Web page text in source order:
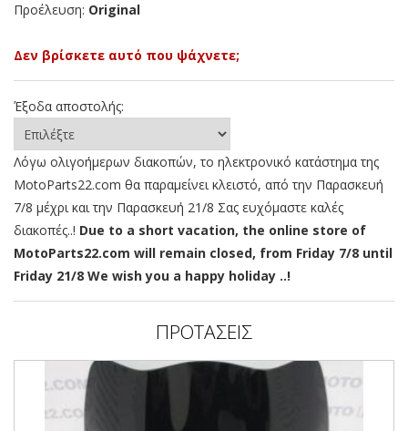
Προέλευση: Original
Δεν βρίσκετε αυτό που ψάχνετε;
Έξοδα αποστολής:
Λόγω ολιγοήμερων διακοπών, το ηλεκτρονικό κατάστημα της
MotoParts22.com θα παραμείνει κλειστό, από την Παρασκευή
7/8 μέχρι και την Παρασκευή 21/8 Σας ευχόμαστε καλές
διακοπές..! Due to a short vacation, the online store of
MotoParts22.com will remain closed, from Friday 7/8 until
Friday 21/8 We wish you a happy holiday ..!
ΠΡΟΤΑΣΕΙΣ